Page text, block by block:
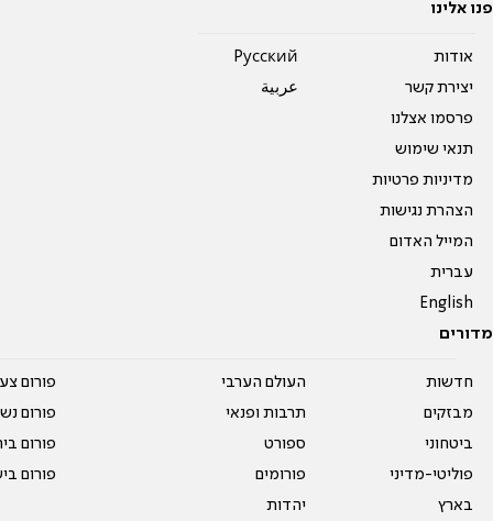
פנו אלינו
אודות
יצירת קשר
פרסמו אצלנו
תנאי שימוש
מדיניות פרטיות
הצהרת נגישות
המייל האדום
עברית
English
Pусский
عربية
מדורים
חדשות
מבזקים
ביטחוני
פוליטי-מדיני
בארץ
העולם הערבי
תרבות ופנאי
ספורט
פורומים
יהדות
פורום
פורום
פורום
פורום